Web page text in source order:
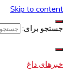
Skip to content
جستجو برای:
خبرهای داغ